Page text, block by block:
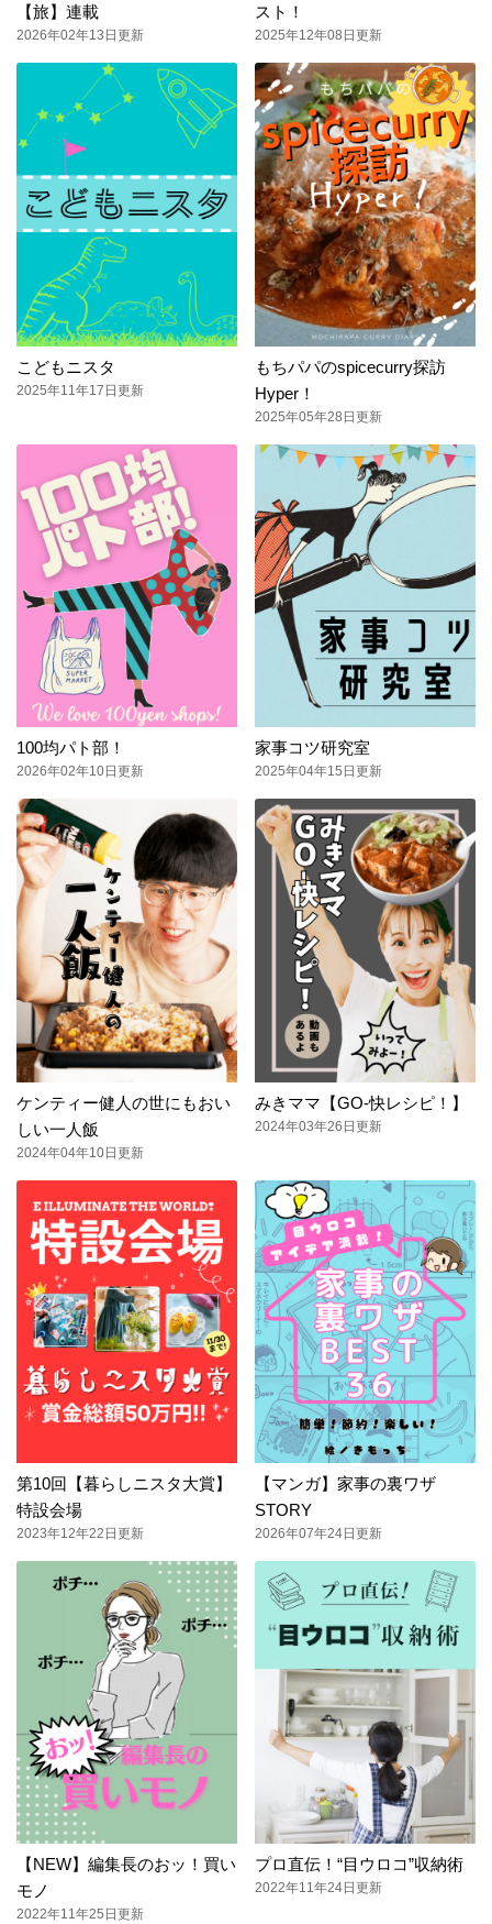
【旅】連載
2026年02年13日更新
スト！
2025年12年08日更新
こどもニスタ
2025年11年17日更新
もちパパのspicecurry探訪
Hyper！
2025年05年28日更新
100均パト部！
2026年02年10日更新
家事コツ研究室
2025年04年15日更新
ケンティー健人の世にもおい
しい一人飯
2024年04年10日更新
みきママ【GO-快レシピ！】
2024年03年26日更新
第10回【暮らしニスタ大賞】
特設会場
2023年12年22日更新
【マンガ】家事の裏ワザ
STORY
2026年07年24日更新
【NEW】編集長のおッ！買い
モノ
2022年11年25日更新
プロ直伝！“目ウロコ”収納術
2022年11年24日更新